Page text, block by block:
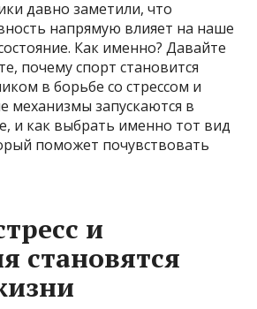
давно заметили, что
напрямую влияет на наше
Как именно? Давайте
почему спорт становится
в борьбе со стрессом и
механизмы запускаются в
и как выбрать именно тот вид
поможет почувствовать
и
становятся